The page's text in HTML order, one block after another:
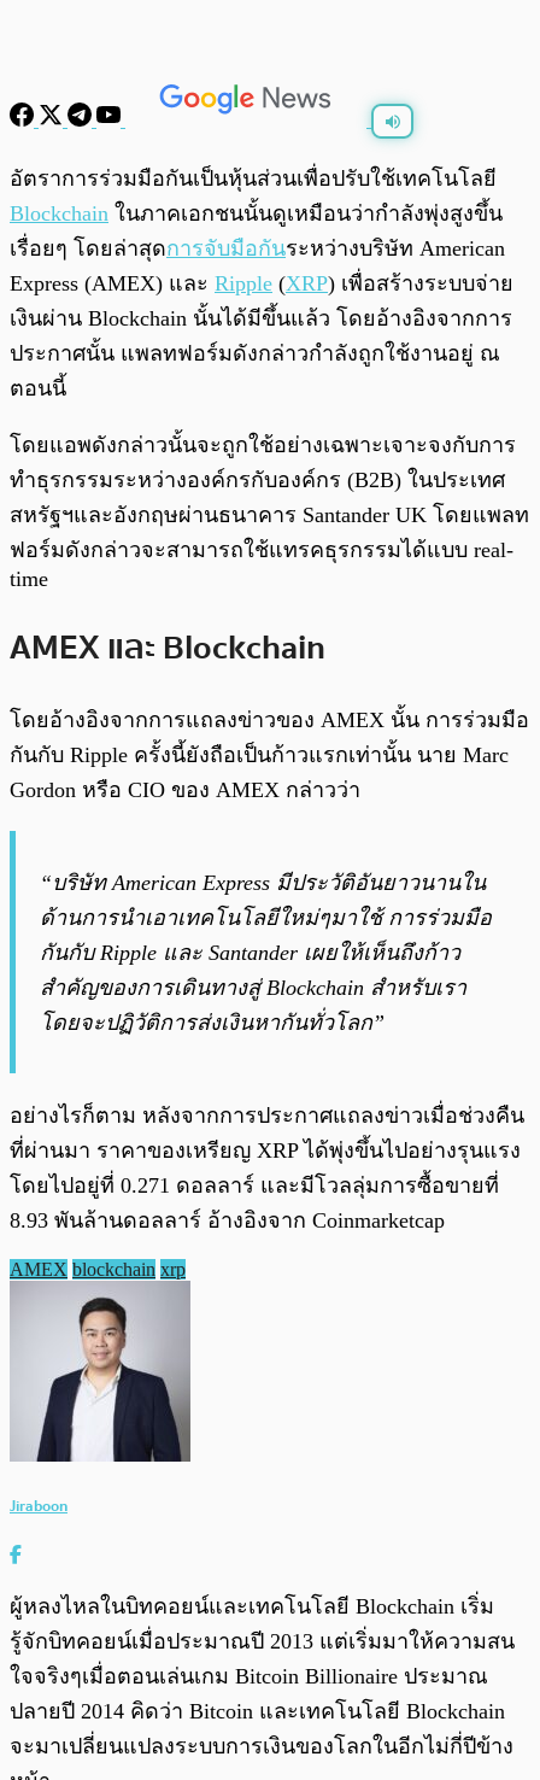
พร้อมเล่น 0:00/ 0:00
อัตราการร่วมมือกันเป็นหุ้นส่วนเพื่อปรับใช้เทคโนโลยี
Blockchain ในภาคเอกชนนั้นดูเหมือนว่ากำลังพุ่งสูงขึ้น
เรื่อยๆ โดยล่าสุดการจับมือกันระหว่างบริษัท American
Express (AMEX) และ Ripple (XRP) เพื่อสร้างระบบจ่าย
เงินผ่าน Blockchain นั้นได้มีขึ้นแล้ว โดยอ้างอิงจากการ
ประกาศนั้น แพลทฟอร์มดังกล่าวกำลังถูกใช้งานอยู่ ณ
ตอนนี้
โดยแอพดังกล่าวนั้นจะถูกใช้อย่างเฉพาะเจาะจงกับการ
ทำธุรกรรมระหว่างองค์กรกับองค์กร (B2B) ในประเทศ
สหรัฐฯและอังกฤษผ่านธนาคาร Santander UK โดยแพลท
ฟอร์มดังกล่าวจะสามารถใช้แทรคธุรกรรมได้แบบ real-
time
AMEX และ Blockchain
โดยอ้างอิงจากการแถลงข่าวของ AMEX นั้น การร่วมมือ
กันกับ Ripple ครั้งนี้ยังถือเป็นก้าวแรกเท่านั้น นาย Marc
Gordon หรือ CIO ของ AMEX กล่าวว่า
“บริษัท American Express มีประวัติอันยาวนานใน
ด้านการนำเอาเทคโนโลยีใหม่ๆมาใช้ การร่วมมือ
กันกับ Ripple และ Santander เผยให้เห็นถึงก้าว
สำคัญของการเดินทางสู่ Blockchain สำหรับเรา
โดยจะปฏิวัติการส่งเงินหากันทั่วโลก”
อย่างไรก็ตาม หลังจากการประกาศแถลงข่าวเมื่อช่วงคืน
ที่ผ่านมา ราคาของเหรียญ XRP ได้พุ่งขึ้นไปอย่างรุนแรง
โดยไปอยู่ที่ 0.271 ดอลลาร์ และมีโวลลุ่มการซื้อขายที่
8.93 พันล้านดอลลาร์ อ้างอิงจาก Coinmarketcap
AMEX blockchain xrp
Jiraboon
ผู้หลงไหลในบิทคอยน์และเทคโนโลยี Blockchain เริ่ม
รู้จักบิทคอยน์เมื่อประมาณปี 2013 แต่เริ่มมาให้ความสน
ใจจริงๆเมื่อตอนเล่นเกม Bitcoin Billionaire ประมาณ
ปลายปี 2014 คิดว่า Bitcoin และเทคโนโลยี Blockchain
จะมาเปลี่ยนแปลงระบบการเงินของโลกในอีกไม่กี่ปีข้าง